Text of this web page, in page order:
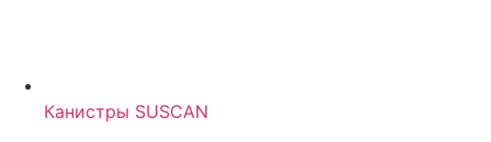
Канистры SUSCAN